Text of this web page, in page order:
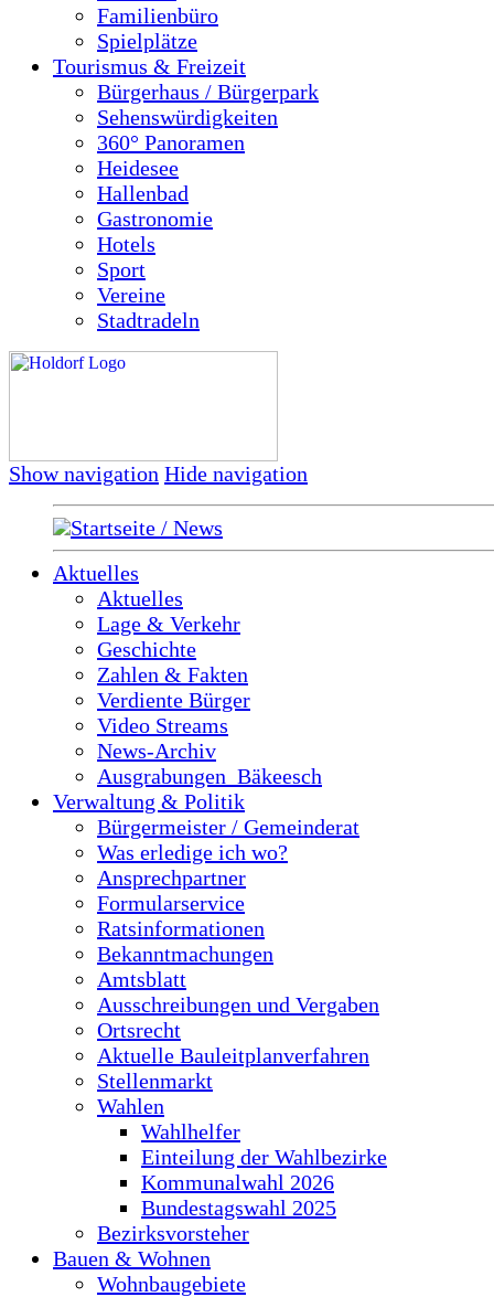
Familienbüro
Spielplätze
Tourismus & Freizeit
Bürgerhaus / Bürgerpark
Sehenswürdigkeiten
360° Panoramen
Heidesee
Hallenbad
Gastronomie
Hotels
Sport
Vereine
Stadtradeln
Show navigation Hide navigation
Startseite / News
Aktuelles
Aktuelles
Lage & Verkehr
Geschichte
Zahlen & Fakten
Verdiente Bürger
Video Streams
News-Archiv
Ausgrabungen_Bäkeesch
Verwaltung & Politik
Bürgermeister / Gemeinderat
Was erledige ich wo?
Ansprechpartner
Formularservice
Ratsinformationen
Bekanntmachungen
Amtsblatt
Ausschreibungen und Vergaben
Ortsrecht
Aktuelle Bauleitplanverfahren
Stellenmarkt
Wahlen
Wahlhelfer
Einteilung der Wahlbezirke
Kommunalwahl 2026
Bundestagswahl 2025
Bezirksvorsteher
Bauen & Wohnen
Wohnbaugebiete